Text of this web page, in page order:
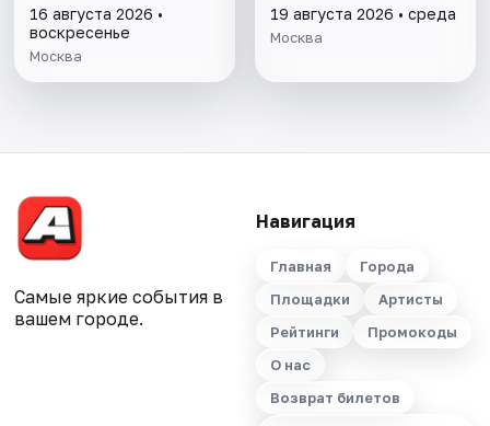
16 августа 2026 •
воскресенье
Москва
19 августа 2026 • среда
Москва
Самые яркие события в
вашем городе.
Навигация
Главная
Города
Площадки
Артисты
Рейтинги
Промокоды
О нас
Возврат билетов